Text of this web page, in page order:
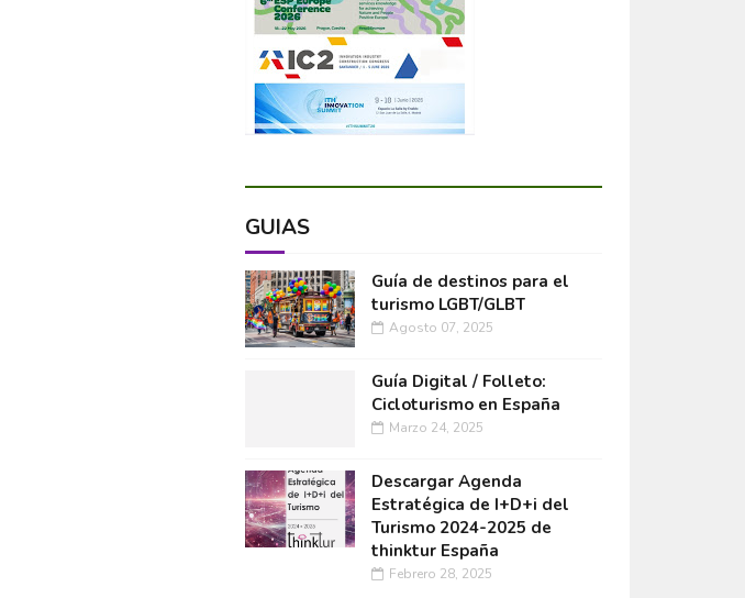
GUÍAS
Guía de destinos para el
turismo LGBT/GLBT
Agosto 07, 2025
Guía Digital / Folleto:
Cicloturismo en España
Marzo 24, 2025
Descargar Agenda
Estratégica de I+D+i del
Turismo 2024-2025 de
thinktur España
Febrero 28, 2025